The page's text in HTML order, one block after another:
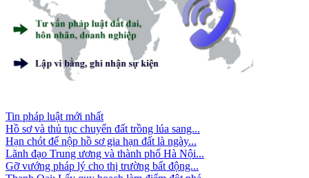
Tin pháp luật mới nhất
Hồ sơ và thủ tục chuyển đất trồng lúa sang...
Hạn chót để nộp hồ sơ gia hạn đất là ngày...
Lãnh đạo Trung ương và thành phố Hà Nội...
Gỡ vướng pháp lý cho thị trường bất động...